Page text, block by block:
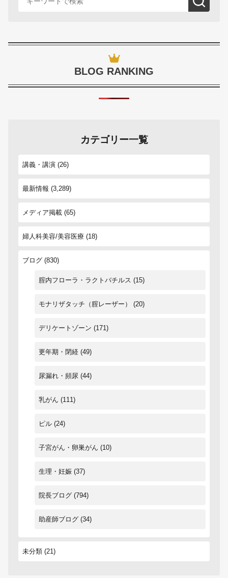
BLOG RANKING
カテゴリー一覧
講義・講演 (26)
最新情報 (3,289)
メディア掲載 (65)
婦人科美容/美容医療 (18)
ブログ (830)
腟内フローラ・ラクトバチルス (15)
モナリザタッチ（腟レーザー） (20)
デリケートゾーン (171)
更年期・閉経 (49)
尿漏れ・頻尿 (44)
乳がん (111)
ピル (24)
子宮がん・卵巣がん (10)
生理・妊娠 (37)
院長ブログ (794)
助産師ブログ (34)
未分類 (21)